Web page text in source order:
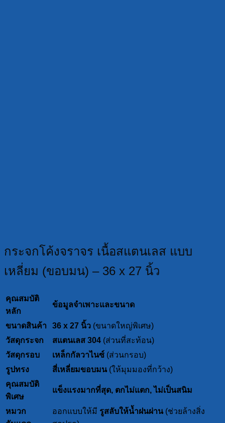
กระจกโค้งจราจร เนื้อสแตนเลส แบบ
เหลี่ยม (ขอบมน) – 36 x 27 นิ้ว
คุณสมบัติ
หลัก
ข้อมูลจำเพาะและขนาด
ขนาดสินค้า 36 x 27 นิ้ว (ขนาดใหญ่พิเศษ)
วัสดุกระจก
สแตนเลส 304 (ส่วนที่สะท้อน)
วัสดุกรอบ
เหล็กกัลวาไนซ์ (ส่วนกรอบ)
รูปทรง
สี่เหลี่ยมขอบมน(ให้มุมมองที่กว้าง)
คุณสมบัติ
พิเศษ
แข็งแรงมากที่สุด, ตกไม่แตก, ไม่เป็นสนิม
หมวก
ออกแบบให้มี รูสลับให้น้ำฝนผ่าน(ช่วยล้างสิ่ง